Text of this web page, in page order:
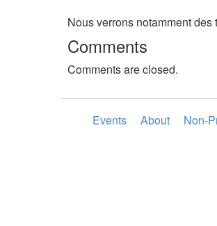
Nous verrons notamment
Comments
Comments are closed.
Events About Non-